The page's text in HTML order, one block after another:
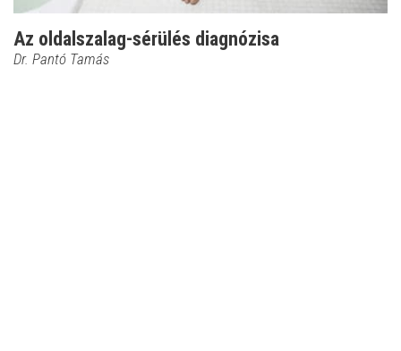
Az oldalszalag-sérülés diagnózisa
Dr. Pantó Tamás